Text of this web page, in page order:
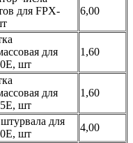
для FPX-
6,00
для
шт
1,60
для
шт
1,60
для
шт
4,00